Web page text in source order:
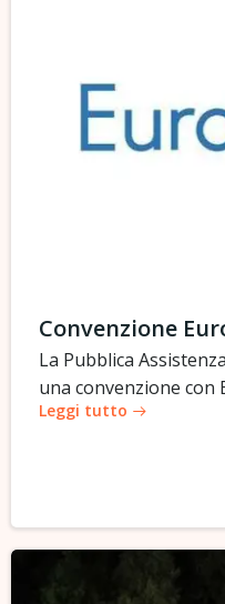
Convenzione
La Pubblica
una convenzione con
Leggi tutto